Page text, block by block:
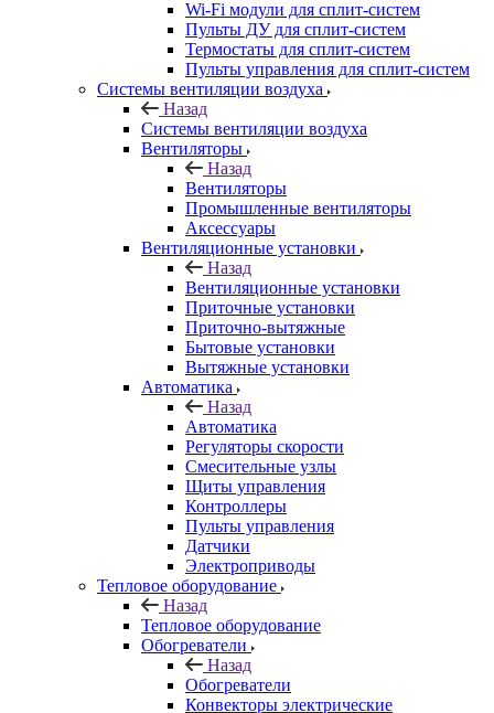
Wi-Fi модули для сплит-систем
Пульты ДУ для сплит-систем
Термостаты для сплит-систем
Пульты управления для сплит-систем
Системы вентиляции воздуха
Назад
Системы вентиляции воздуха
Вентиляторы
Назад
Вентиляторы
Промышленные вентиляторы
Аксессуары
Вентиляционные установки
Назад
Вентиляционные установки
Приточные установки
Приточно-вытяжные
Бытовые установки
Вытяжные установки
Автоматика
Назад
Автоматика
Регуляторы скорости
Смесительные узлы
Щиты управления
Контроллеры
Пульты управления
Датчики
Электроприводы
Тепловое оборудование
Назад
Тепловое оборудование
Обогреватели
Назад
Обогреватели
Конвекторы электрические